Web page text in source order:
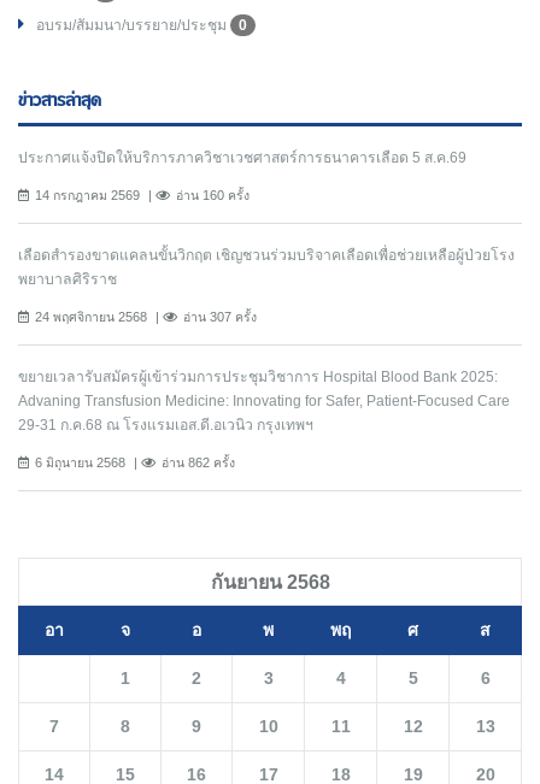
อบรม/สัมมนา/บรรยาย/ประชุม
0
ข่าวสารล่าสุด
ประกาศแจ้งปิดให้บริการภาควิชาเวชศาสตร์การธนาคารเลือด 5 ส.ค.69
14 กรกฎาคม 2569 อ่าน 160 ครั้ง
เลือดสำรองขาดแคลนขั้นวิกฤต เชิญชวนร่วมบริจาคเลือดเพื่อช่วยเหลือผู้ป่วยโรง
พยาบาลศิริราช
24 พฤศจิกายน 2568 อ่าน 307 ครั้ง
ขยายเวลารับสมัครผู้เข้าร่วมการประชุมวิชาการ Hospital Blood Bank 2025:
Advaning Transfusion Medicine: Innovating for Safer, Patient-Focused Care
29-31 ก.ค.68 ณ โรงแรมเอส.ดี.อเวนิว กรุงเทพฯ
6 มิถุนายน 2568 อ่าน 862 ครั้ง
กันยายน 2568
อา จ อ พ พฤ ศ ส
1 2 3 4 5 6
7 8 9 10 11 12 13
14 15 16 17 18 19 20